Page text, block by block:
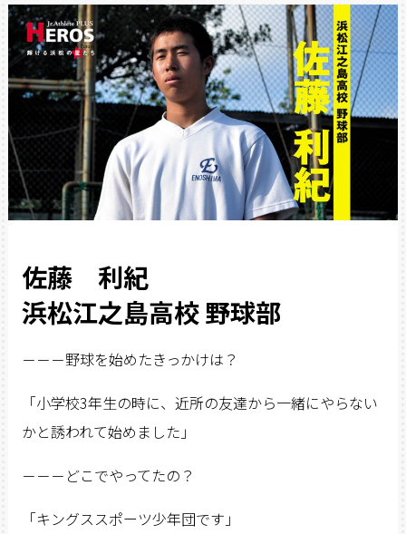
佐藤 利紀
浜松江之島高校 野球部
－－－野球を始めたきっかけは？
「小学校3年生の時に、近所の友達から一緒にやらない
かと誘われて始めました」
－－－どこでやってたの？
「キングススポーツ少年団です」